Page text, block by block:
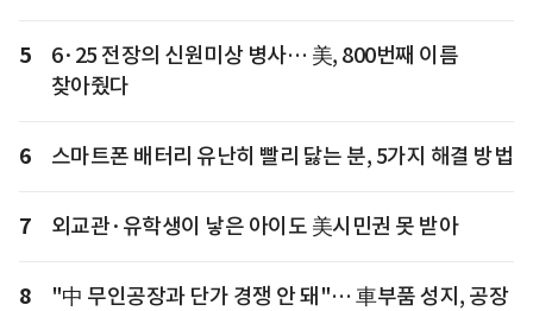
5
6·25 전장의 신원미상 병사… 美, 800번째 이름
찾아줬다
6 스마트폰 배터리 유난히 빨리 닳는 분, 5가지 해결 방법
7 외교관·유학생이 낳은 아이도 美시민권 못 받아
8
"中 무인공장과 단가 경쟁 안 돼"… 車부품 성지, 공장